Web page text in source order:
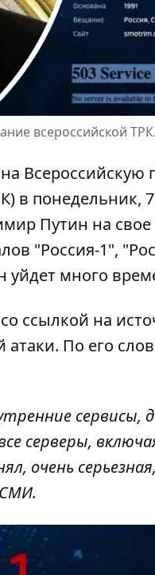
всероссийской
на Всероссийскую
понедельник, 7
Путин на свое
"Россия-1",
уйдет много
ссылкой на
атаки. По его
серверы,
очень